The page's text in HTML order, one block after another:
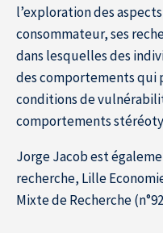
l’exploration des
consommateur, ses
dans lesquelles des
des comportements qui
conditions de
comportements
Jorge Jacob est
recherche, Lille
Mixte de Recherche